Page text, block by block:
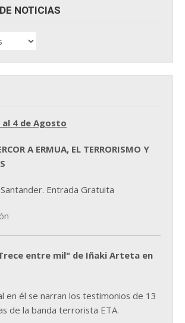
NOTICIAS
al 4 de Agosto
A ERMUA, EL TERRORISMO Y
Santander. Entrada Gratuita
entre mil" de Iñaki Arteta en
en él se narran los testimonios de 13
de la banda terrorista ETA.